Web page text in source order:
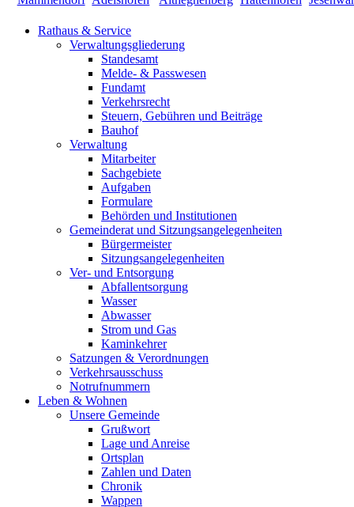
Rathaus & Service
Verwaltungsgliederung
Standesamt
Melde- & Passwesen
Fundamt
Verkehrsrecht
Steuern, Gebühren und Beiträge
Bauhof
Verwaltung
Mitarbeiter
Sachgebiete
Aufgaben
Formulare
Behörden und Institutionen
Gemeinderat und Sitzungsangelegenheiten
Bürgermeister
Sitzungsangelegenheiten
Ver- und Entsorgung
Abfallentsorgung
Wasser
Abwasser
Strom und Gas
Kaminkehrer
Satzungen & Verordnungen
Verkehrsausschuss
Notrufnummern
Leben & Wohnen
Unsere Gemeinde
Grußwort
Lage und Anreise
Ortsplan
Zahlen und Daten
Chronik
Wappen